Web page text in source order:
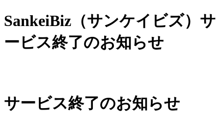
SankeiBiz（サンケイビズ）サ
ービス終了のお知らせ
サービス終了のお知らせ